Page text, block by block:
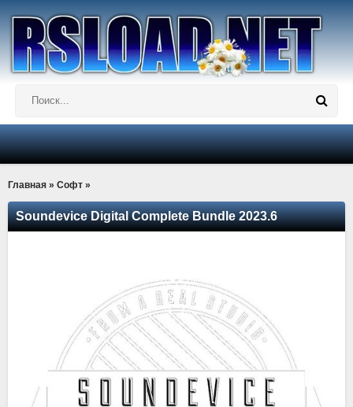
Главная » Софт »
Soundevice Digital Complete Bundle 2023.6